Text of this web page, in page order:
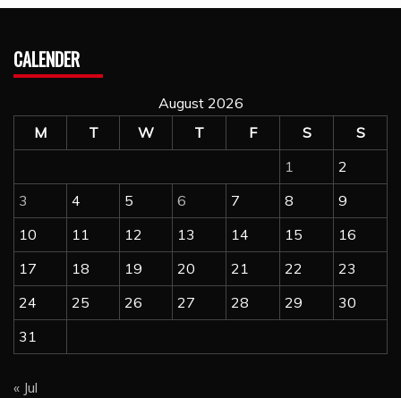
CALENDER
August 2026
M
T W T F S
S
1
2
3
4 5 6 7 8
9
10
11 12 13 14 15
16
17
18 19 20 21 22
23
24
25 26 27 28 29
30
31
« Jul